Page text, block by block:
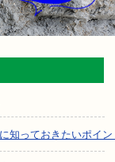
知っておきたいポイン